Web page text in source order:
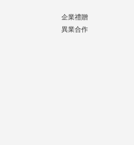
企業禮贈
異業合作